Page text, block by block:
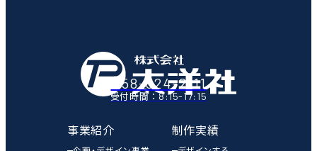
058-324-2111
受付時間：8:15-17:15
事業紹介 制作実績